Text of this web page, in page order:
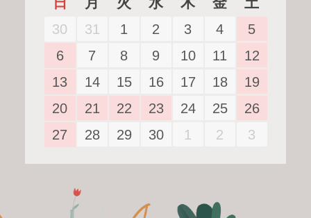
30 31 1 2 3 4
5
6
7 8 9 10 11
12
13
14 15 16 17 18
19
20
21 22 23 24 25
26
27
28 29 30 1 2 3